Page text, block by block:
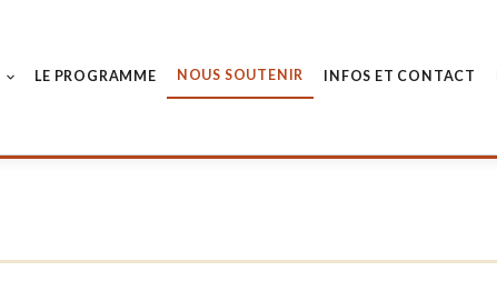
LE PROGRAMME NOUS SOUTENIR INFOS ET CONTACT